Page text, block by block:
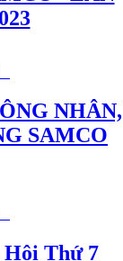
NHÂN,
SAMCO
Hội Thứ 7